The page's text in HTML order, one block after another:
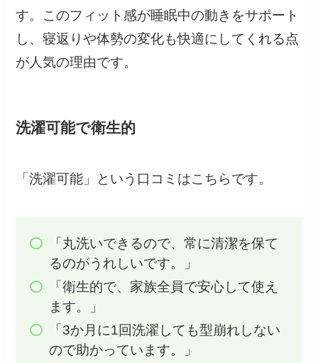
す。このフィット感が睡眠中の動きをサポート
し、寝返りや体勢の変化も快適にしてくれる点
が人気の理由です。
洗濯可能で衛生的
「洗濯可能」という口コミはこちらです。
「丸洗いできるので、常に清潔を保て
るのがうれしいです。」
「衛生的で、家族全員で安心して使え
ます。」
「3か月に1回洗濯しても型崩れしない
ので助かっています。」